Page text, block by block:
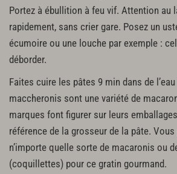
Portez à ébullition à feu vif. Attention au
rapidement, sans crier gare. Posez un
écumoire ou une louche par exemple :
déborder.
Faites cuire les pâtes 9 min dans de
maccheronis sont une variété de
marques font figurer sur leurs
référence de la grosseur de la pâte.
n’importe quelle sorte de macaronis ou
(coquillettes) pour ce gratin gourmand.